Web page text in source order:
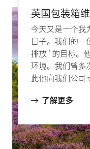
英国包装箱
今天又是一个我
日子。我们的
排放 "的目标。
环境。我们曾多
此他向我们公司
了解更多